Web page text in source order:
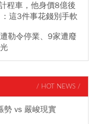
程車，他身價8億後
這3件事花錢別手軟
勒令停業、9家遭廢
/ HOT NEWS /
勢 vs 嚴峻現實